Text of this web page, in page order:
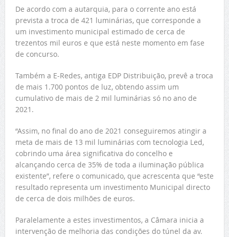
De acordo com a autarquia, para o corrente ano está
prevista a troca de 421 luminárias, que corresponde a
um investimento municipal estimado de cerca de
trezentos mil euros e que está neste momento em fase
de concurso.
Também a E-Redes, antiga EDP Distribuição, prevê a troca
de mais 1.700 pontos de luz, obtendo assim um
cumulativo de mais de 2 mil luminárias só no ano de
2021.
“Assim, no final do ano de 2021 conseguiremos atingir a
meta de mais de 13 mil luminárias com tecnologia Led,
cobrindo uma área significativa do concelho e
alcançando cerca de 35% de toda a iluminação pública
existente”, refere o comunicado, que acrescenta que “este
resultado representa um investimento Municipal directo
de cerca de dois milhões de euros.
Paralelamente a estes investimentos, a Câmara inicia a
intervenção de melhoria das condições do túnel da av.